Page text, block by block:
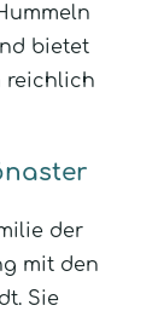
bietet
reichlich
der
mit den
Sie